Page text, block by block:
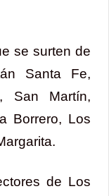
se surten de
Santa Fe,
San Martín,
Borrero, Los
de Los